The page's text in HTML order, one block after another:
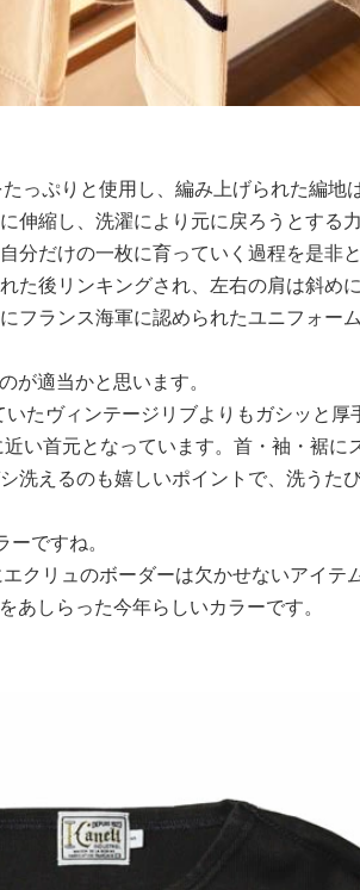
っぷりと使用し、編み上げられた編
縮し、洗濯により元に戻ろうとする
分だけの一枚に育っていく過程を是非
後リンキングされ、左右の肩は斜め
ランス海軍に認められたユニフォー
適当かと思います。
たヴィンテージリブよりもガシッと
い首元となっています。首・袖・裾
えるのも嬉しいポイントで、洗うた
ですね。
リュのボーダーは欠かせないアイテ
しらった今年らしいカラーです。